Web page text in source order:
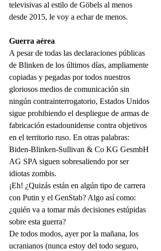
televisivas al estilo de Göbels al menos
desde 2015, le voy a echar de menos.
Guerra aérea
A pesar de todas las declaraciones públicas
de Blinken de los últimos días, ampliamente
copiadas y pegadas por todos nuestros
gloriosos medios de comunicación sin
ningún contrainterrogatorio, Estados Unidos
sigue prohibiendo el despliegue de armas de
fabricación estadounidense contra objetivos
en el territorio ruso. En otras palabras:
Biden-Blinken-Sullivan & Co KG GesmbH
AG SPA siguen sobresaliendo por ser
idiotas zombis.
¡Eh! ¿Quizás están en algún tipo de carrera
con Putin y el GenStab? Algo así como:
¿quién va a tomar más decisiones estúpidas
sobre esta guerra?
De todos modos, ayer por la mañana, los
ucranianos (nunca estoy del todo seguro,